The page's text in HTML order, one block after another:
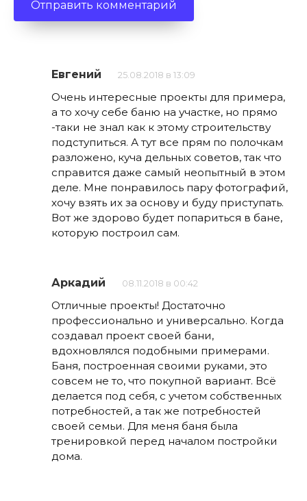
Евгений 25.08.2018 в 13:09
Очень интересные проекты для примера,
а то хочу себе баню на участке, но прямо
-таки не знал как к этому строительству
подступиться. А тут все прям по полочкам
разложено, куча дельных советов, так что
справится даже самый неопытный в этом
деле. Мне понравилось пару фотографий,
хочу взять их за основу и буду приступать.
Вот же здорово будет попариться в бане,
которую построил сам.
Аркадий 08.11.2018 в 00:42
Отличные проекты! Достаточно
профессионально и универсально. Когда
создавал проект своей бани,
вдохновлялся подобными примерами.
Баня, построенная своими руками, это
совсем не то, что покупной вариант. Всё
делается под себя, с учетом собственных
потребностей, а так же потребностей
своей семьи. Для меня баня была
тренировкой перед началом постройки
дома.